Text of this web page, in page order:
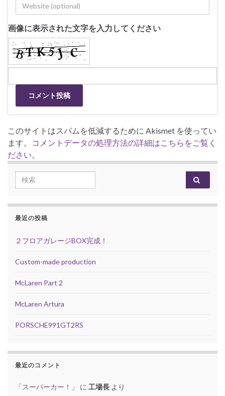
画像に表示された文字を入力してください
このサイトはスパムを低減するために Akismet を使ってい
ます。
コメントデータの処理方法の詳細はこちらをご覧く
ださい
Search for:
最近の投稿
２フロアガレージBOX完成！
Custom-made production
McLaren Part 2
McLaren Artura
PORSCHE991GT2RS
最近のコメント
「スーパーカー！」 に 工場長 より